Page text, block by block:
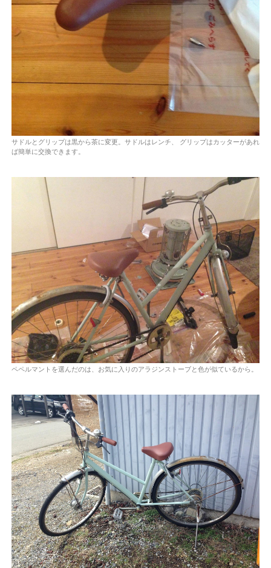
サドルとグリップは黒から茶に変更。サドルはレンチ、 グリップはカッターがあれ
ば簡単に交換できます。
ペペルマントを選んだのは、お気に入りのアラジンストーブと色が似ているから。